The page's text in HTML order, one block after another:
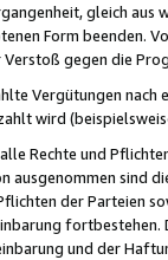
gleich
Form beenden.
gegen die
Vergütungen
wird
Rechte und
ausgenommen sind
der Parteien
und der